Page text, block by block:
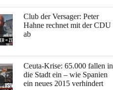
Club der Versager: Peter
Hahne rechnet mit der CDU
ab
Ceuta-Krise: 65.000 fallen in
die Stadt ein – wie Spanien
ein neues 2015 verhindert